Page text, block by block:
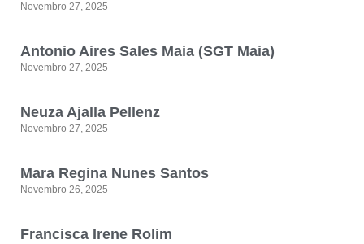
Novembro 27, 2025
Antonio Aires Sales Maia (SGT Maia)
Novembro 27, 2025
Neuza Ajalla Pellenz
Novembro 27, 2025
Mara Regina Nunes Santos
Novembro 26, 2025
Francisca Irene Rolim